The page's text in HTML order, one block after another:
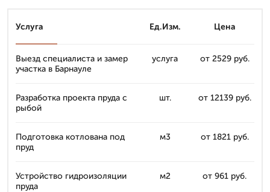
Услуга Ед.Изм. Цена
Выезд специалиста и замер
участка в Барнауле
услуга от 2529 руб.
Разработка проекта пруда с
рыбой
шт. от 12139 руб.
Подготовка котлована под
пруд
м3 от 1821 руб.
Устройство гидроизоляции
пруда
м2 от 961 руб.